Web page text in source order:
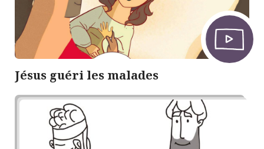
Jésus guéri les malades